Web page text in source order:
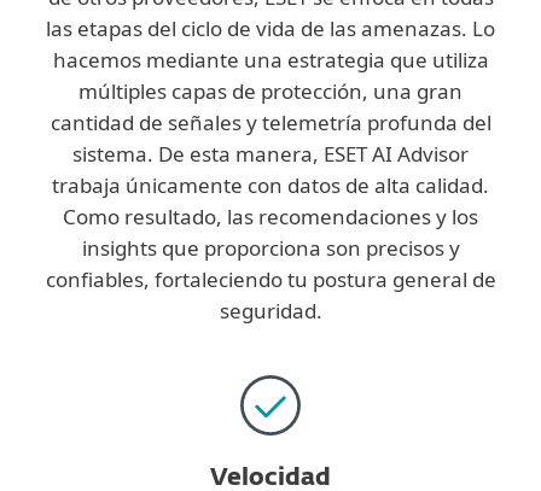
las etapas del ciclo de vida de las amenazas. Lo
hacemos mediante una estrategia que utiliza
múltiples capas de protección, una gran
cantidad de señales y telemetría profunda del
sistema. De esta manera, ESET AI Advisor
trabaja únicamente con datos de alta calidad.
Como resultado, las recomendaciones y los
insights que proporciona son precisos y
confiables, fortaleciendo tu postura general de
seguridad.
Velocidad